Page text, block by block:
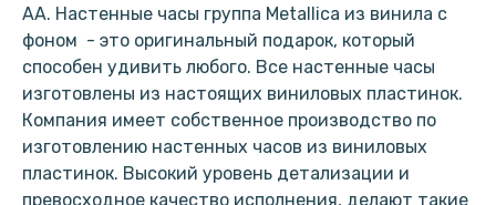
АА. Настенные часы группа Metallica из винила с
фоном - это оригинальный подарок, который
способен удивить любого. Все настенные часы
изготовлены из настоящих виниловых пластинок.
Компания имеет собственное производство по
изготовлению настенных часов из виниловых
пластинок. Высокий уровень детализации и
превосходное качество исполнения, делают такие